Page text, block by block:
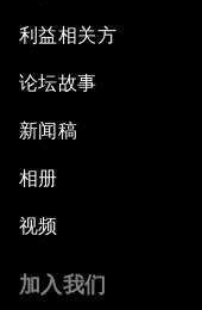
利益相关方
论坛故事
新闻稿
相册
视频
加入我们